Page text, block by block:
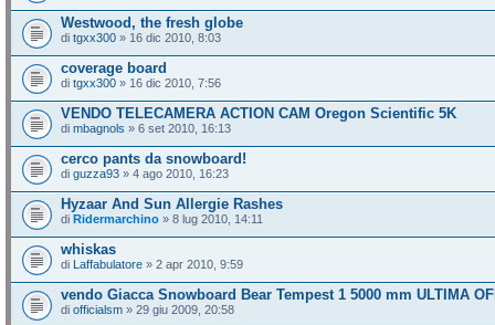
Westwood, the fresh globe
di tgxx300 » 16 dic 2010, 8:03
coverage board
di tgxx300 » 16 dic 2010, 7:56
VENDO TELECAMERA ACTION CAM Oregon Scientific 5K
di mbagnols » 6 set 2010, 16:13
cerco pants da snowboard!
di guzza93 » 4 ago 2010, 16:23
Hyzaar And Sun Allergie Rashes
di Ridermarchino » 8 lug 2010, 14:11
whiskas
di Laffabulatore » 2 apr 2010, 9:59
vendo Giacca Snowboard Bear Tempest 1 5000 mm ULTIMA
di officialsm » 29 giu 2009, 20:58